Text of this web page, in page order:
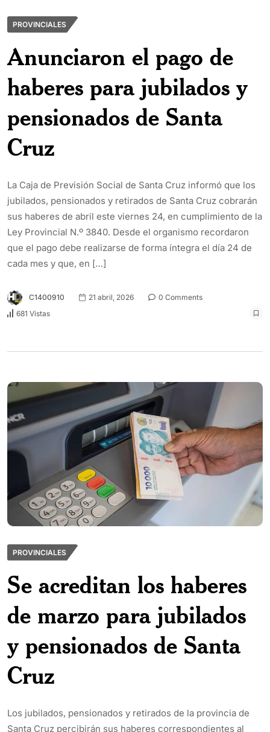
PROVINCIALES
Anunciaron el pago de
haberes para jubilados y
pensionados de Santa
Cruz
La Caja de Previsión Social de Santa Cruz informó que los
jubilados, pensionados y retirados de Santa Cruz cobrarán
sus haberes de abril este viernes 24, en cumplimiento de la
Ley Provincial N.º 3840. Desde el organismo recordaron
que el pago debe realizarse de forma íntegra el día 24 de
cada mes y que, en […]
C1400910 21 abril, 2026
0 Comments
681 Vistas
PROVINCIALES
Se acreditan los haberes
de marzo para jubilados
y pensionados de Santa
Cruz
Los jubilados, pensionados y retirados de la provincia de
Santa Cruz percibirán sus haberes correspondientes al